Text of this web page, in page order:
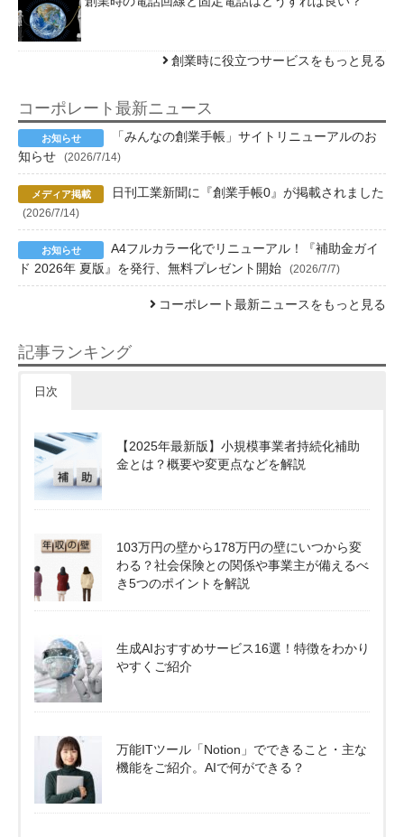
創業時に役立つサービスをもっと見る
コーポレート最新ニュース
「みんなの創業手帳」サイトリニューアルのお
知らせ
(2026/7/14)
日刊工業新聞に『創業手帳0』が掲載されました
(2026/7/14)
A4フルカラー化でリニューアル！『補助金ガイ
ド 2026年 夏版』を発行、無料プレゼント開始
(2026/7/7)
コーポレート最新ニュースをもっと見る
記事ランキング
日次
【2025年最新版】小規模事業者持続化補助
金とは？概要や変更点などを解説
103万円の壁から178万円の壁にいつから変
わる？社会保険との関係や事業主が備えるべ
き5つのポイントを解説
生成AIおすすめサービス16選！特徴をわかり
やすくご紹介
万能ITツール「Notion」でできること・主な
機能をご紹介。AIで何ができる？